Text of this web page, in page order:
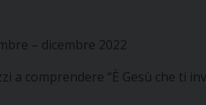
– dicembre 2022
a comprendere “È Gesù che ti